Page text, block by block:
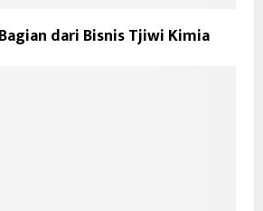
dari Bisnis Tjiwi Kimia